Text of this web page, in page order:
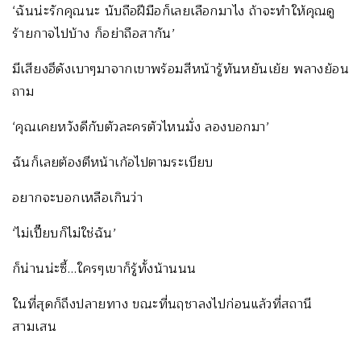
‘ฉันน่ะรักคุณนะ นับถือฝีมือก็เลยเลือกมาไง ถ้าจะทำให้คุณดู
ร้ายกาจไปบ้าง ก็อย่าถือสากัน’
มีเสียงฮึดังเบาๆมาจากเขาพร้อมสีหน้ารู้ทันหยันเย้ย พลางย้อน
ถาม
‘คุณเคยหวังดีกับตัวละครตัวไหนมั่ง ลองบอกมา’
ฉันก็เลยต้องตีหน้าเก้อไปตามระเบียบ
อยากจะบอกเหลือเกินว่า
‘ไม่เปี๊ยบก็ไม่ใช่ฉัน’
ก็น่านน่ะซี้…ใครๆเขาก็รู้ทั้งน้านนน
ในที่สุดก็ถึงปลายทาง ขณะที่นฤชาลงไปก่อนแล้วที่สถานี
สามเสน